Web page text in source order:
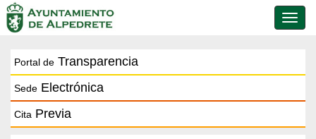
de
Portal de Transparencia
Sede Electrónica
Cita Previa